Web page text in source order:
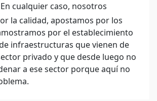
En cualquier caso, nosotros
la calidad, apostamos por los
por el establecimiento
infraestructuras que vienen de
privado y que desde luego no
a ese sector porque aquí no